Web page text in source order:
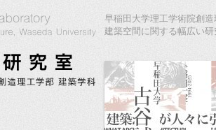
早稲田大学理工学術院創
建築空間に関する幅広い